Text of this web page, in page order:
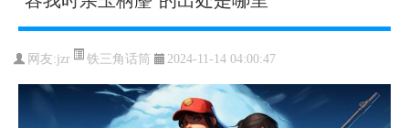
网友:jzr 铁三角话筒 2024-11-14 04:00:47